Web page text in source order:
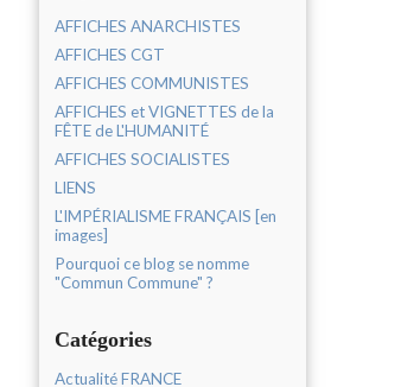
AFFICHES ANARCHISTES
AFFICHES CGT
AFFICHES COMMUNISTES
AFFICHES et VIGNETTES de la
FÊTE de L'HUMANITÉ
AFFICHES SOCIALISTES
LIENS
L'IMPÉRIALISME FRANÇAIS [en
images]
Pourquoi ce blog se nomme
"Commun Commune" ?
Catégories
Actualité FRANCE